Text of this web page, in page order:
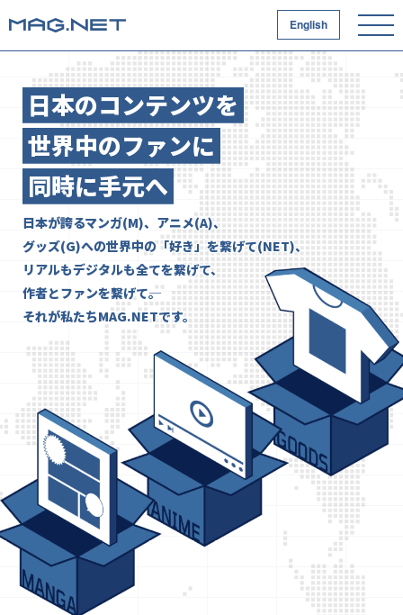
English
日本のコンテンツを
世界中のファンに
同時に手元へ
日本が誇るマンガ(M)、アニメ(A)、
グッズ(G)への世界中の「好き」を繋げて(NET)、
リアルもデジタルも全てを繋げて、
作者とファンを繋げて――。
それが私たちMAG.NETです。